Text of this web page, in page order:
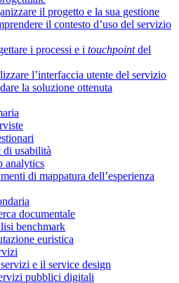
il progetto e la sua gestione
il contesto d’uso del servizio
i processi e i touchpointdel
l’interfaccia utente del servizio
la soluzione ottenuta
di usabilità
analytics
di mappatura dell’esperienza
documentale
benchmark
euristica
e il service design
pubblici digitali